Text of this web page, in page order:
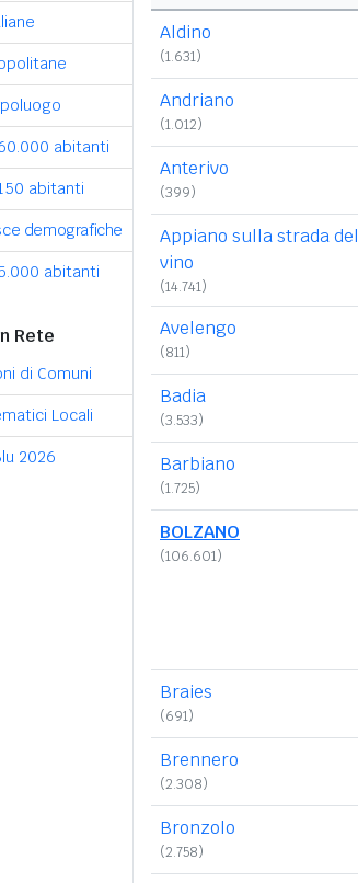
abitanti
abitanti
demografiche
abitanti
Rete
di Comuni
Locali
2026
Aldino
(1.631)
Andriano
(1.012)
Anterivo
(399)
Appiano sulla strada del
vino
(14.741)
Avelengo
(811)
Badia
(3.533)
Barbiano
(1.725)
BOLZANO
(106.601)
Braies
(691)
Brennero
(2.308)
Bronzolo
(2.758)